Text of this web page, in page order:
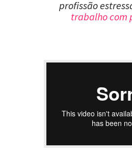
profissão
trabalho com